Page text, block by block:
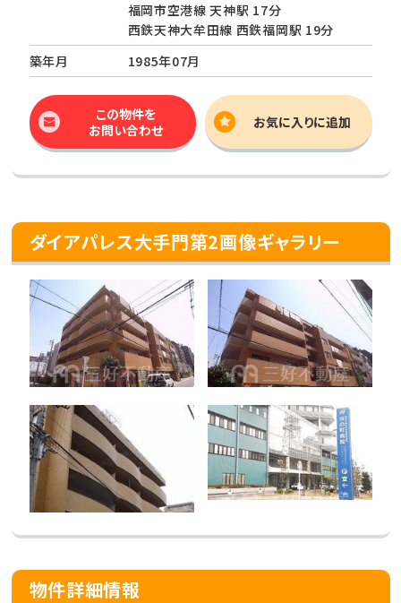
福岡市空港線 天神駅 17分
西鉄天神大牟田線 西鉄福岡駅 19分
築年月
1985年07月
この物件を
お問い合わせ
お気に入りに追加
ダイアパレス大手門第2画像ギャラリー
物件詳細情報